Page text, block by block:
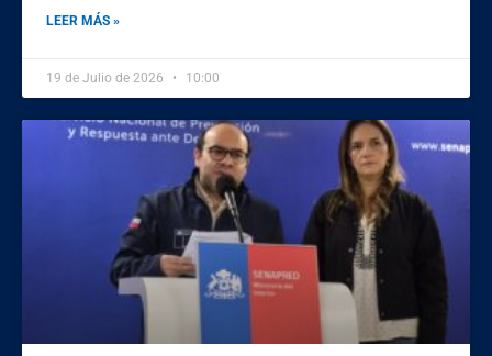
LEER MÁS »
19 de Julio de 2026 10:00